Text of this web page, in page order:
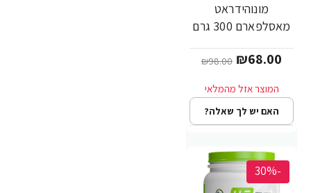
מונוהידראט
מאסלפארם 300 גרם
MusclePharm
₪68.00
₪98.00
האם יש לך שאלה?
-30%